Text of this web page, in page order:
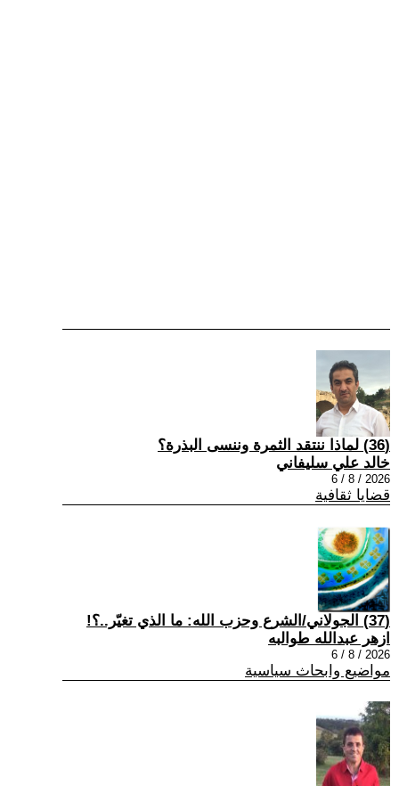
(36) لماذا ننتقد الثمرة وننسى البذرة؟
خالد علي سليفاني
2026 / 8 / 6
قضايا ثقافية
(37) الجولاني/الشرع وحزب الله: ما الذي تغيّر..؟!
ازهر عبدالله طوالبه
2026 / 8 / 6
مواضيع وابحاث سياسية